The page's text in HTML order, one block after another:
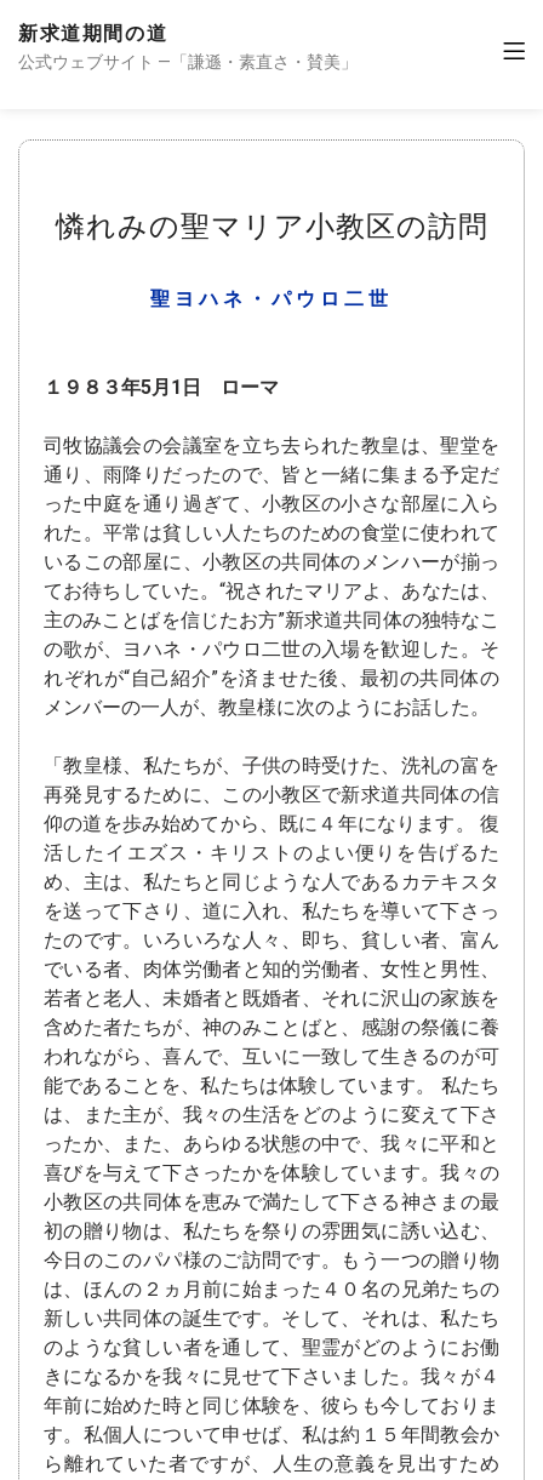
新求道期間の道
公式ウェブサイト —「謙遜・素直さ・賛美」
憐れみの聖マリア小教区の訪問
聖ヨハネ・パウロ二世
１９８３年5月1日 ローマ
司牧協議会の会議室を立ち去られた教皇は、聖堂を
通り、雨降りだったので、皆と一緒に集まる予定だ
った中庭を通り過ぎて、小教区の小さな部屋に入ら
れた。平常は貧しい人たちのための食堂に使われて
いるこの部屋に、小教区の共同体のメンハーが揃っ
てお待ちしていた。“祝されたマリアよ、あなたは、
主のみことばを信じたお方”新求道共同体の独特なこ
の歌が、ヨハネ・パウロ二世の入場を歓迎した。そ
れぞれが“自己紹介”を済ませた後、最初の共同体の
メンバーの一人が、教皇様に次のようにお話した。
「教皇様、私たちが、子供の時受けた、洗礼の富を
再発見するために、この小教区で新求道共同体の信
仰の道を歩み始めてから、既に４年になります。 復
活したイエズス・キリストのよい便りを告げるた
め、主は、私たちと同じような人であるカテキスタ
を送って下さり、道に入れ、私たちを導いて下さっ
たのです。いろいろな人々、即ち、貧しい者、富ん
でいる者、肉体労働者と知的労働者、女性と男性、
若者と老人、未婚者と既婚者、それに沢山の家族を
含めた者たちが、神のみことばと、感謝の祭儀に養
われながら、喜んで、互いに一致して生きるのが可
能であることを、私たちは体験しています。 私たち
は、また主が、我々の生活をどのように変えて下さ
ったか、また、あらゆる状態の中で、我々に平和と
喜びを与えて下さったかを体験しています。我々の
小教区の共同体を恵みで満たして下さる神さまの最
初の贈り物は、私たちを祭りの雰囲気に誘い込む、
今日のこのパパ様のご訪問です。もう一つの贈り物
は、ほんの２ヵ月前に始まった４０名の兄弟たちの
新しい共同体の誕生です。そして、それは、私たち
のような貧しい者を通して、聖霊がどのようにお働
きになるかを我々に見せて下さいました。我々が４
年前に始めた時と同じ体験を、彼らも今しておりま
す。私個人について申せば、私は約１５年間教会か
ら離れていた者ですが、人生の意義を見出すため